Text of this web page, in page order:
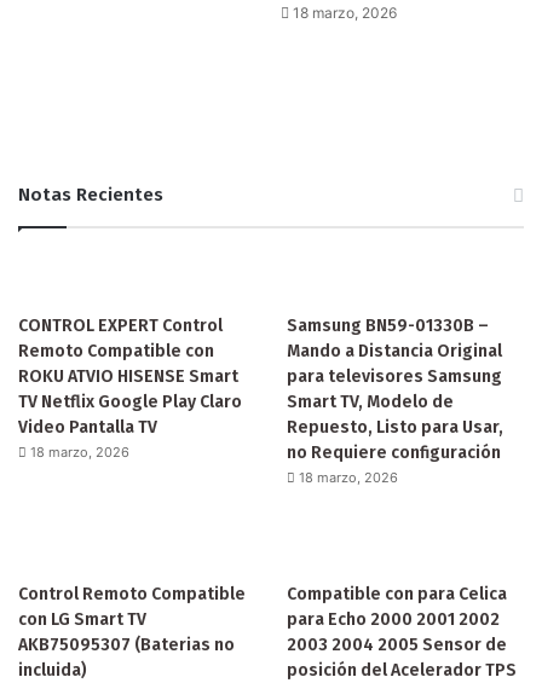
18 marzo, 2026
Notas Recientes
CONTROL EXPERT Control
Remoto Compatible con
ROKU ATVIO HISENSE Smart
TV Netflix Google Play Claro
Video Pantalla TV
18 marzo, 2026
Samsung BN59-01330B –
Mando a Distancia Original
para televisores Samsung
Smart TV, Modelo de
Repuesto, Listo para Usar,
no Requiere configuración
18 marzo, 2026
Control Remoto Compatible
con LG Smart TV
AKB75095307 (Baterias no
incluida)
Compatible con para Celica
para Echo 2000 2001 2002
2003 2004 2005 Sensor de
posición del Acelerador TPS